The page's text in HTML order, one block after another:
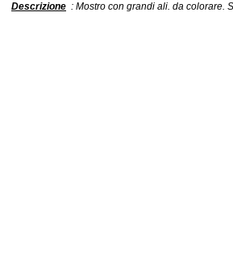
Descrizione : Mostro con grandi ali. da colorare.